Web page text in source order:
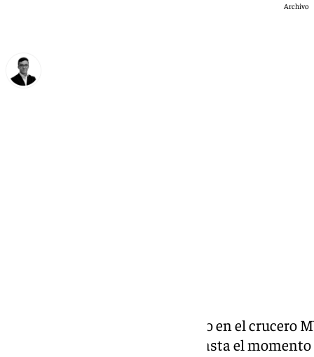
Archivo
El brote de hantavirus detectado en el crucero
pasajeros se han confirmado hasta el